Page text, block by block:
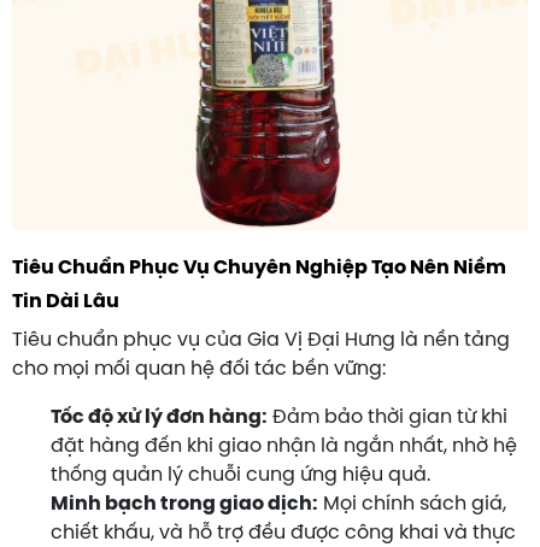
Tiêu Chuẩn Phục Vụ Chuyên Nghiệp Tạo Nên Niềm
Tin Dài Lâu
Tiêu chuẩn phục vụ của Gia Vị Đại Hưng là nền tảng
cho mọi mối quan hệ đối tác bền vững:
Tốc độ xử lý đơn hàng: Đảm bảo thời gian từ khi
đặt hàng đến khi giao nhận là ngắn nhất, nhờ hệ
thống quản lý chuỗi cung ứng hiệu quả.
Minh bạch trong giao dịch: Mọi chính sách giá,
chiết khấu, và hỗ trợ đều được công khai và thực